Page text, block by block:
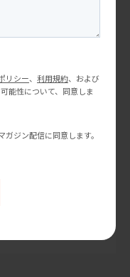
】米国食品・酒類業
ーに弊社CMO/上級コン
をも […]